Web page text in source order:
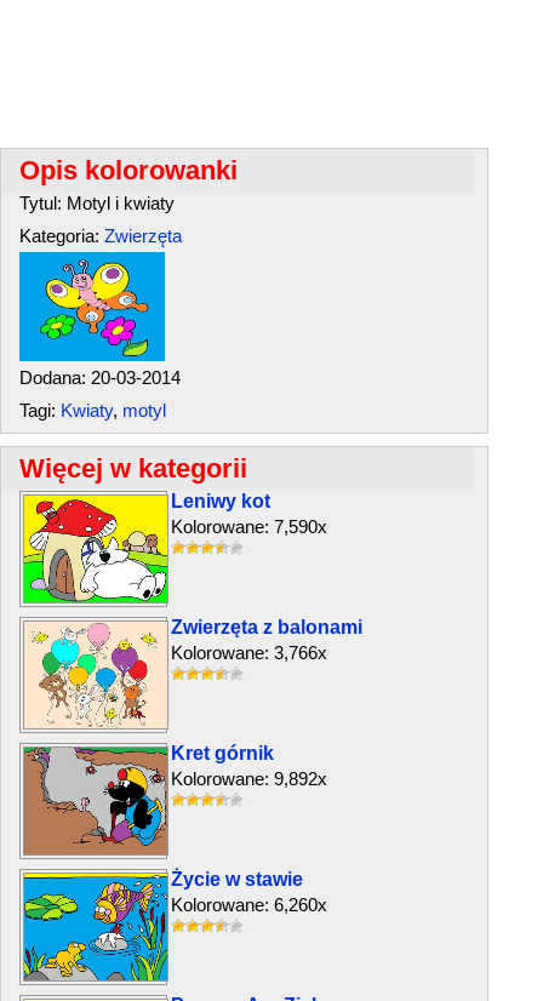
Opis kolorowanki
Tytul: Motyl i kwiaty
Kategoria: Zwierzęta
Dodana: 20-03-2014
Tagi: Kwiaty, motyl
Więcej w kategorii
Leniwy kot
Kolorowane: 7,590x
Zwierzęta z balonami
Kolorowane: 3,766x
Kret górnik
Kolorowane: 9,892x
Życie w stawie
Kolorowane: 6,260x